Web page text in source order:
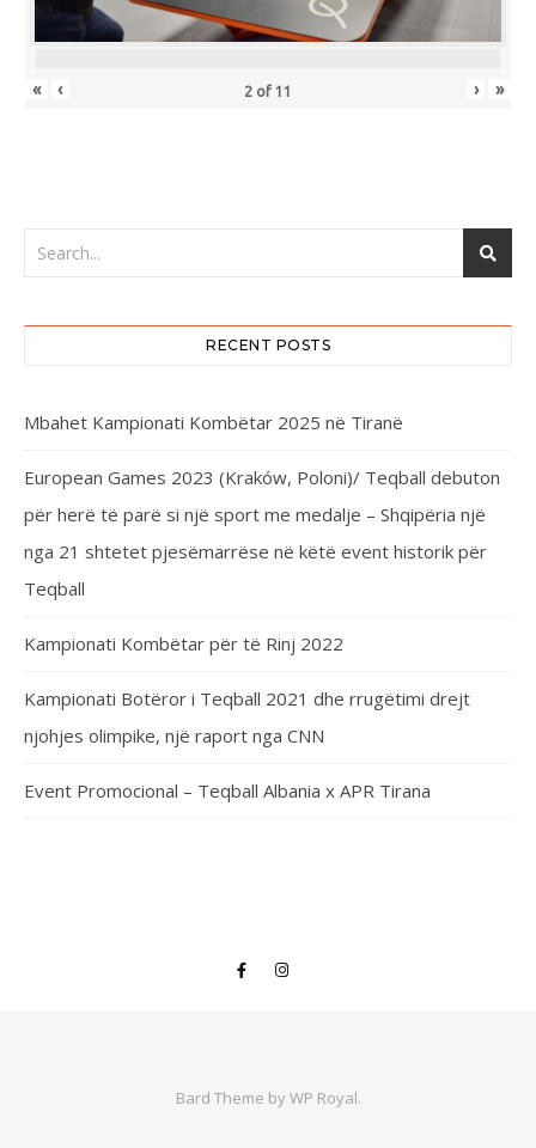
« ‹ 2 of 11 › »
RECENT POSTS
Mbahet Kampionati Kombëtar 2025 në Tiranë
European Games 2023 (Kraków, Poloni)/ Teqball debuton
për herë të parë si një sport me medalje – Shqipëria një
nga 21 shtetet pjesëmarrëse në këtë event historik për
Teqball
Kampionati Kombëtar për të Rinj 2022
Kampionati Botëror i Teqball 2021 dhe rrugëtimi drejt
njohjes olimpike, një raport nga CNN
Event Promocional – Teqball Albania x APR Tirana
Bard Theme byWP Royal.